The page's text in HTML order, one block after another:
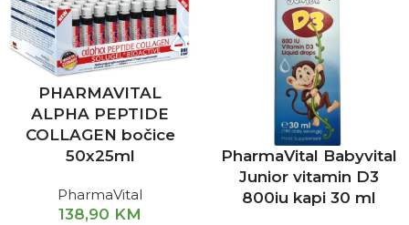
PHARMAVITAL
ALPHA PEPTIDE
COLLAGEN bočice
50x25ml
PharmaVital
138,90 KM
PharmaVital Babyvital
Junior vitamin D3
800iu kapi 30 ml